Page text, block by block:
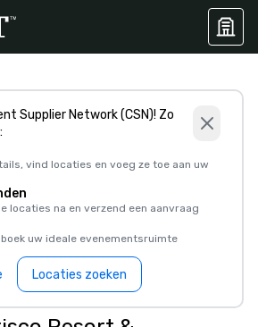
Supplier Network (CSN)! Zo
vind locaties en voeg ze toe aan uw
locaties na en verzend een aanvraag
uw ideale evenementsruimte
Locaties zoeken